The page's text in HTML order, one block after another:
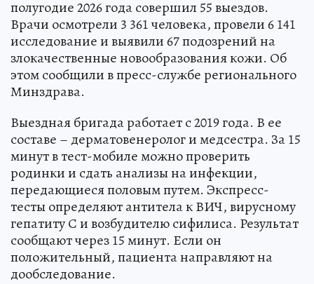
полугодие 2026 года совершил 55 выездов.
Врачи осмотрели 3 361 человека, провели 6 141
исследование и выявили 67 подозрений на
злокачественные новообразования кожи. Об
этом сообщили в пресс-службе регионального
Минздрава.
Выездная бригада работает с 2019 года. В ее
составе – дерматовенеролог и медсестра. За 15
минут в тест-мобиле можно проверить
родинки и сдать анализы на инфекции,
передающиеся половым путем. Экспресс-
тесты определяют антитела к ВИЧ, вирусному
гепатиту С и возбудителю сифилиса. Результат
сообщают через 15 минут. Если он
положительный, пациента направляют на
дообследование.